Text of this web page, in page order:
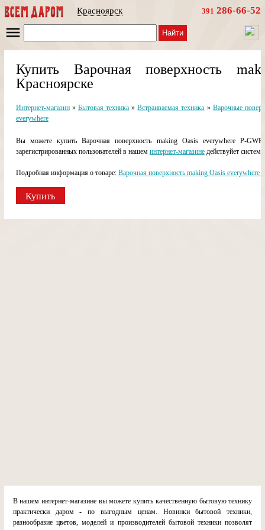
Красноярск 391 286-66-52
Найти
Купить Варочная поверхность
Красноярске
Интернет-магазин» Бытовая техника »Встраиваемая техника » Варочные
everywhere
Вы можете купить Варочная поверхность making Oasis everywhere P-
зарегистрированных пользователей в нашем интернет-магазинедействуйет
Подробная информация о товаре: Варочная поверхность making Oasis everywhere
Купить
В нашем интернет-магазине вы можете купить качественную бытовую технику
практически даром - по выгодным ценам. Новинки бытовой техники,
разнообразие цветов, моделей и производителей бытовой техники позволят